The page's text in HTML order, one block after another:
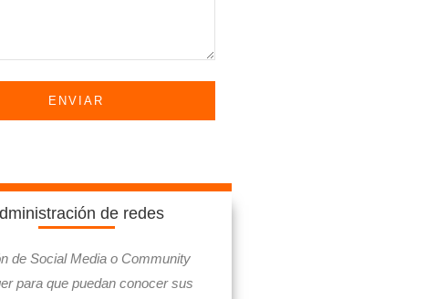
ENVIAR
de redes
de Social Media o Community
para que puedan conocer sus